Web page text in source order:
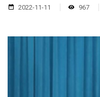
2022-11-11 967